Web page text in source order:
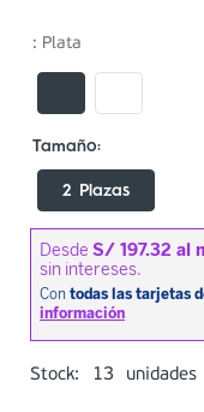
: Plata
2 Plazas
Stock: 13 unidades